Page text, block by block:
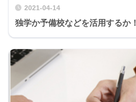
2021-04-14
独学か予備校などを活用するか！